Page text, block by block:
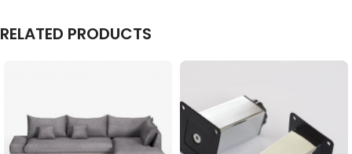
RELATED PRODUCTS